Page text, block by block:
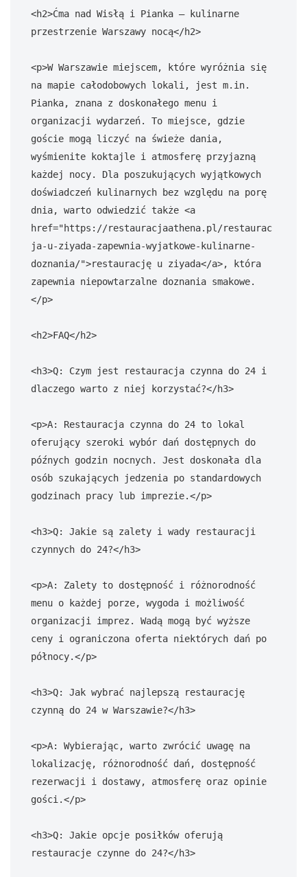
<h2>Ćma nad Wisłą i Pianka – kulinarne
przestrzenie Warszawy nocą</h2>
<p>W Warszawie miejscem, które wyróżnia się
na mapie całodobowych lokali, jest m.in.
Pianka, znana z doskonałego menu i
organizacji wydarzeń. To miejsce, gdzie
goście mogą liczyć na świeże dania,
wyśmienite koktajle i atmosferę przyjazną
każdej nocy. Dla poszukujących wyjątkowych
doświadczeń kulinarnych bez względu na porę
dnia, warto odwiedzić także <a
href="https://restauracjaathena.pl/restaurac
ja-u-ziyada-zapewnia-wyjatkowe-kulinarne-
doznania/">restaurację u ziyada</a>, która
zapewnia niepowtarzalne doznania smakowe.
</p>
<h2>FAQ</h2>
<h3>Q: Czym jest restauracja czynna do 24 i
dlaczego warto z niej korzystać?</h3>
<p>A: Restauracja czynna do 24 to lokal
oferujący szeroki wybór dań dostępnych do
późnych godzin nocnych. Jest doskonała dla
osób szukających jedzenia po standardowych
godzinach pracy lub imprezie.</p>
<h3>Q: Jakie są zalety i wady restauracji
czynnych do 24?</h3>
<p>A: Zalety to dostępność i różnorodność
menu o każdej porze, wygoda i możliwość
organizacji imprez. Wadą mogą być wyższe
ceny i ograniczona oferta niektórych dań po
północy.</p>
<h3>Q: Jak wybrać najlepszą restaurację
czynną do 24 w Warszawie?</h3>
<p>A: Wybierając, warto zwrócić uwagę na
lokalizację, różnorodność dań, dostępność
rezerwacji i dostawy, atmosferę oraz opinie
gości.</p>
<h3>Q: Jakie opcje posiłków oferują
restauracje czynne do 24?</h3>